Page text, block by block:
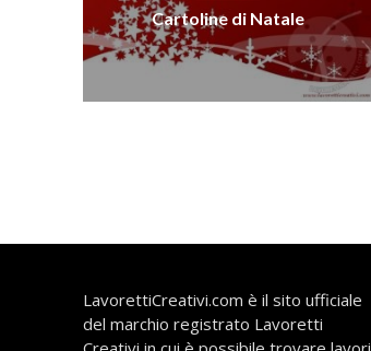
Cartoline di Natale
LavorettiCreativi.com è il sito ufficiale
del marchio registrato Lavoretti